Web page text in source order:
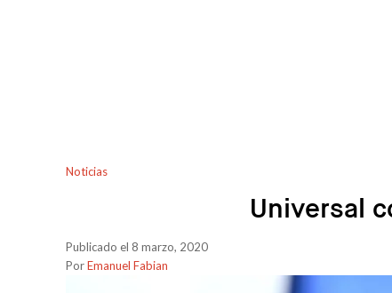
Noticias
Universal
Publicado el 8 marzo, 2020
PorEmanuel Fabian